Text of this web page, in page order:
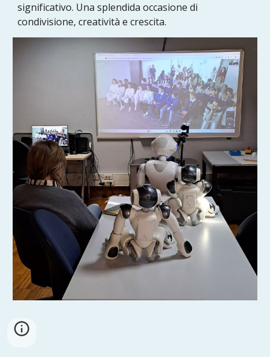
significativo. Una splendida occasione di
condivisione, creatività e crescita.